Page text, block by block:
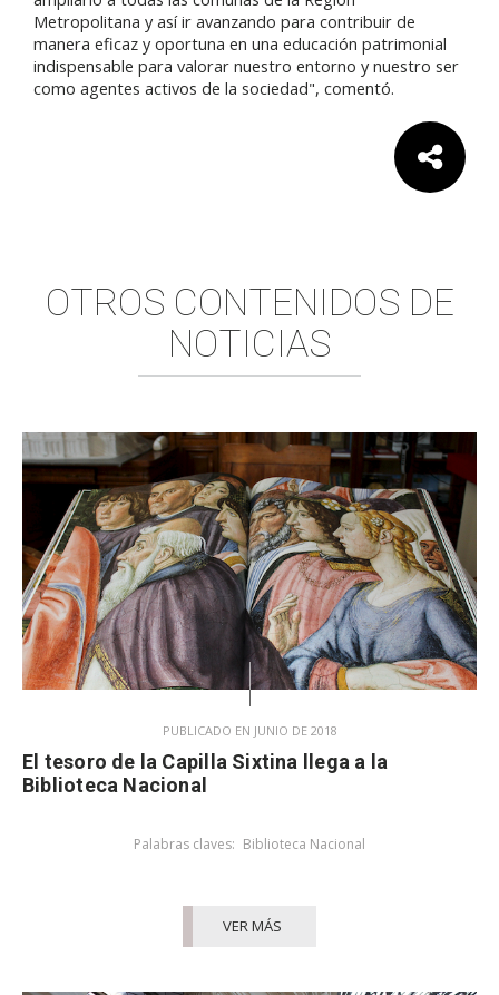
Metropolitana y así ir avanzando para contribuir de
manera eficaz y oportuna en una educación patrimonial
indispensable para valorar nuestro entorno y nuestro ser
como agentes activos de la sociedad", comentó.
OTROS CONTENIDOS DE
NOTICIAS
PUBLICADO EN JUNIO DE 2018
El tesoro de la Capilla Sixtina llega a la
Biblioteca Nacional
Palabras claves: Biblioteca Nacional
VER MÁS